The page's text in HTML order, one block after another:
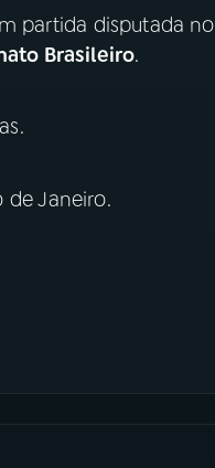
partida disputada no
Brasileiro.
de Janeiro.